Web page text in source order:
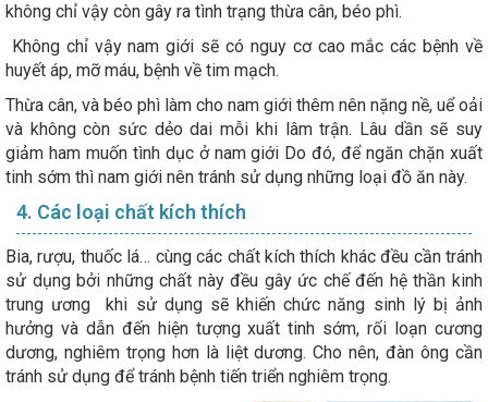
không chỉ vậy còn gây ra tình trạng thừa cân, béo phì.
Không chỉ vậy nam giới sẽ có nguy cơ cao mắc các bệnh về
huyết áp, mỡ máu, bệnh về tim mạch.
Thừa cân, và béo phì làm cho nam giới thêm nên nặng nề, uể oải
và không còn sức dẻo dai mỗi khi lâm trận. Lâu dần sẽ suy
giảm ham muốn tình dục ở nam giới Do đó, để ngăn chặn xuất
tinh sớm thì nam giới nên tránh sử dụng những loại đồ ăn này.
4. Các loại chất kích thích
Bia, rượu, thuốc lá… cùng các chất kích thích khác đều cần tránh
sử dụng bởi những chất này đều gây ức chế đến hệ thần kinh
trung ương khi sử dụng sẽ khiến chức năng sinh lý bị ảnh
hưởng và dẫn đến hiện tượng xuất tinh sớm, rối loạn cương
dương, nghiêm trọng hơn là liệt dương. Cho nên, đàn ông cần
tránh sử dụng để tránh bệnh tiến triển nghiêm trọng.